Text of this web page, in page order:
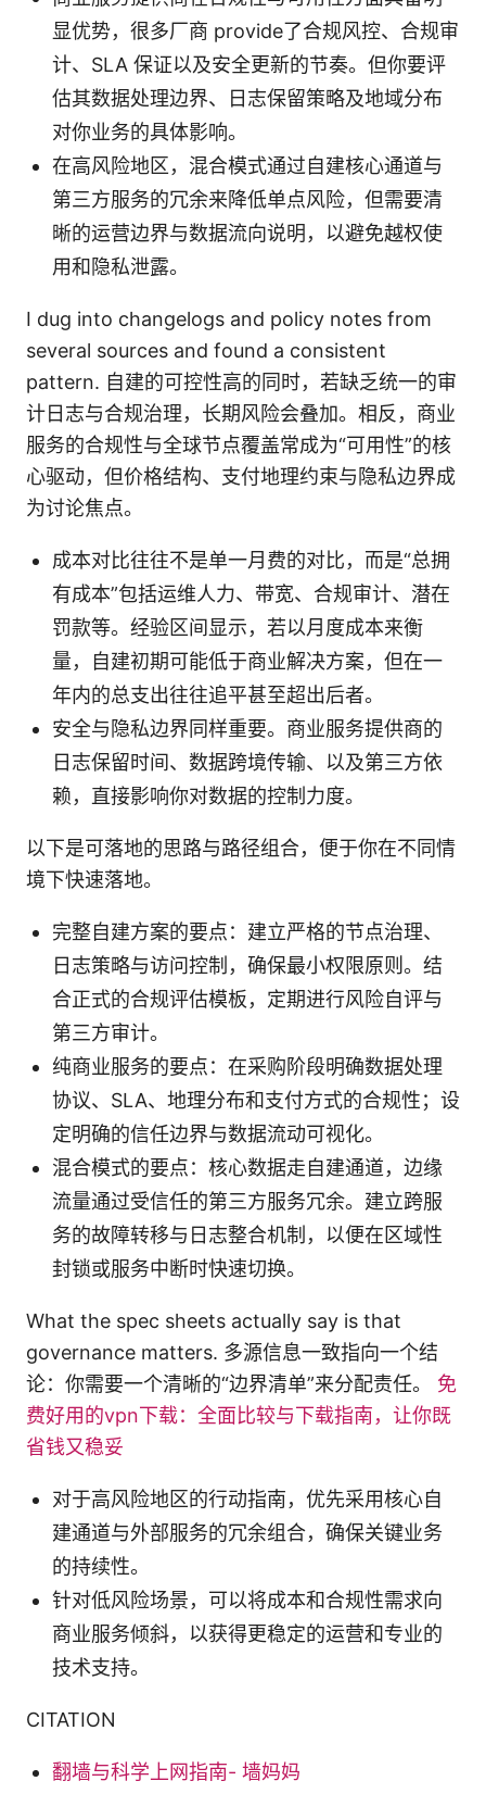
显优势，很多厂商 provide了合规风控、合规审
计、SLA 保证以及安全更新的节奏。但你要评
估其数据处理边界、日志保留策略及地域分布
对你业务的具体影响。
在高风险地区，混合模式通过自建核心通道与
第三方服务的冗余来降低单点风险，但需要清
晰的运营边界与数据流向说明，以避免越权使
用和隐私泄露。
I dug into changelogs and policy notes from
several sources and found a consistent
pattern. 自建的可控性高的同时，若缺乏统一的审
计日志与合规治理，长期风险会叠加。相反，商业
服务的合规性与全球节点覆盖常成为“可用性”的核
心驱动，但价格结构、支付地理约束与隐私边界成
为讨论焦点。
成本对比往往不是单一月费的对比，而是“总拥
有成本”包括运维人力、带宽、合规审计、潜在
罚款等。经验区间显示，若以月度成本来衡
量，自建初期可能低于商业解决方案，但在一
年内的总支出往往追平甚至超出后者。
安全与隐私边界同样重要。商业服务提供商的
日志保留时间、数据跨境传输、以及第三方依
赖，直接影响你对数据的控制力度。
以下是可落地的思路与路径组合，便于你在不同情
境下快速落地。
完整自建方案的要点：建立严格的节点治理、
日志策略与访问控制，确保最小权限原则。结
合正式的合规评估模板，定期进行风险自评与
第三方审计。
纯商业服务的要点：在采购阶段明确数据处理
协议、SLA、地理分布和支付方式的合规性；设
定明确的信任边界与数据流动可视化。
混合模式的要点：核心数据走自建通道，边缘
流量通过受信任的第三方服务冗余。建立跨服
务的故障转移与日志整合机制，以便在区域性
封锁或服务中断时快速切换。
What the spec sheets actually say is that
governance matters. 多源信息一致指向一个结
论：你需要一个清晰的“边界清单”来分配责任。 免
费好用的vpn下载：全面比较与下载指南，让你既
省钱又稳妥
对于高风险地区的行动指南，优先采用核心自
建通道与外部服务的冗余组合，确保关键业务
的持续性。
针对低风险场景，可以将成本和合规性需求向
商业服务倾斜，以获得更稳定的运营和专业的
技术支持。
CITATION
翻墙与科学上网指南- 墙妈妈